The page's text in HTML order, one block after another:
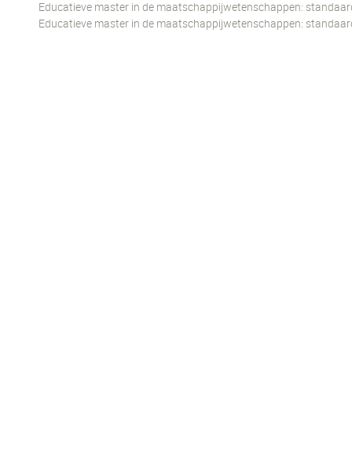
Educatieve master in de maatschappijwetenschappen:
Educatieve master in de maatschappijwetenschappen: